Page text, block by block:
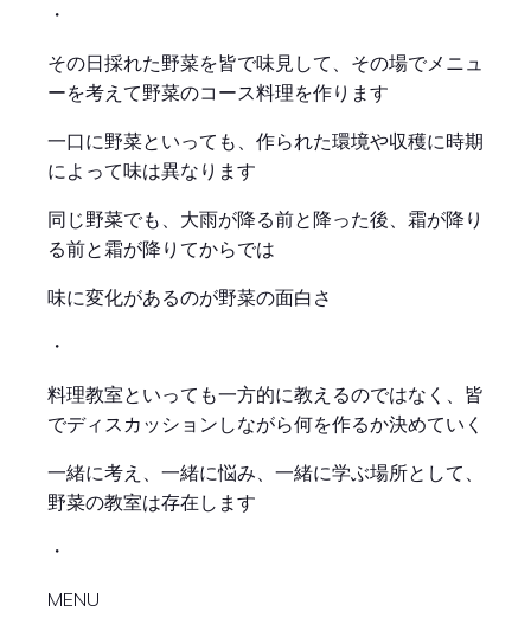
・
その日採れた野菜を皆で味見して、その場でメニュ
ーを考えて野菜のコース料理を作ります
一口に野菜といっても、作られた環境や収穫に時期
によって味は異なります
同じ野菜でも、大雨が降る前と降った後、霜が降り
る前と霜が降りてからでは
味に変化があるのが野菜の面白さ
・
料理教室といっても一方的に教えるのではなく、皆
でディスカッションしながら何を作るか決めていく
一緒に考え、一緒に悩み、一緒に学ぶ場所として、
野菜の教室は存在します
・
MENU